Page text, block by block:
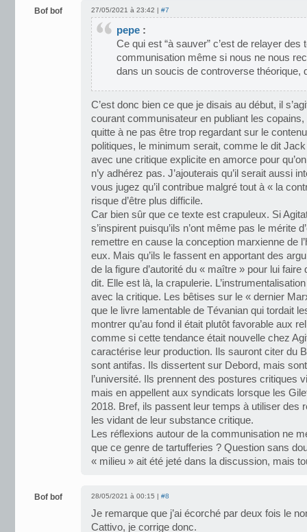
Bof bof 27/05/2021 à 23:42 | #7
pepe :
Ce qui est “à sauver” c’est de relayer des
communisation même si nous ne nous
dans un soucis de controverse théorique,
C’est donc bien ce que je disais au début, il
courant communisateur en publiant les
quitte à ne pas être trop regardant sur le
politiques, le minimum serait, comme le dit
avec une critique explicite en amorce pour
n’y adhérez pas. J’ajouterais qu’il serait aussi
vous jugez qu’il contribue malgré tout à « la
risque d’être plus difficile.
Car bien sûr que ce texte est crapuleux. Si
s’inspirent puisqu’ils n’ont même pas le mérite
remettre en cause la conception marxienne de
eux. Mais qu’ils le fassent en apportant des
de la figure d’autorité du « maître » pour lui faire
dit. Elle est là, la crapulerie.
avec la critique. Les bêtises sur le « dernier
que le livre lamentable de Tévanian qui tordait
montrer qu’au fond il était plutôt favorable aux
comme si cette tendance était nouvelle chez
caractérise leur production. Ils sauront citer du
sont antifas. Ils dissertent sur Debord, mais
l’université. Ils prennent des postures critiques
mais en appellent aux syndicats lorsque les
2018. Bref, ils passent leur temps à utiliser des
les vidant de leur substance critique.
Les réflexions autour de la communisation ne
que ce genre de tartufferies ? Question sans
« milieu » ait été jeté dans la discussion, mais
Bof bof 28/05/2021 à 00:15 | #8
Je remarque que j’ai écorché par deux fois le
Cattivo, je corrige donc.